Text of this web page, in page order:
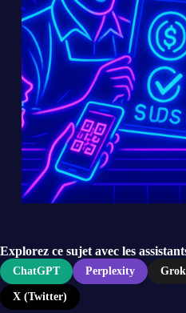
Explorez ce sujet avec les
ChatGPT Perplexity Grok
X (Twitter)